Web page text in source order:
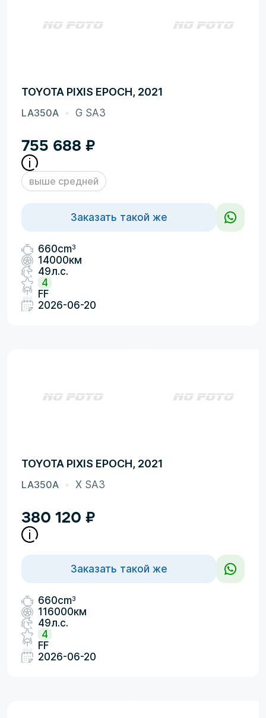
TOYOTA PIXIS EPOCH, 2021
LA350A G SA3
755 688 ₽
выше средней
Заказать такой же
660cm3
14000км
49л.с.
4
FF
2026-06-20
TOYOTA PIXIS EPOCH, 2021
LA350A X SA3
380 120 ₽
Заказать такой же
660cm3
116000км
49л.с.
4
FF
2026-06-20